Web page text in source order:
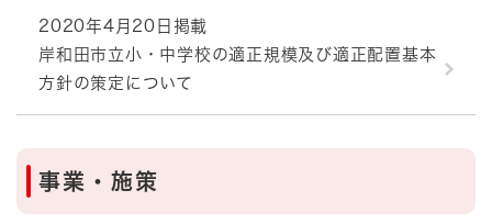
2020年4月20日掲載
岸和田市立小・中学校の適正規模及び適正配置基本
方針の策定について
事業・施策